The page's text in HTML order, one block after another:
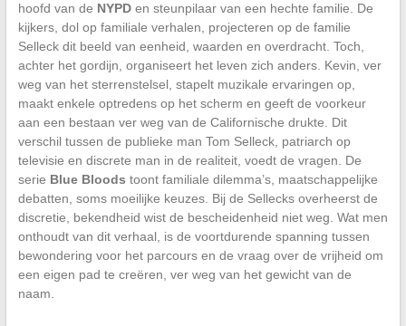
hoofd van de NYPDen steunpilaar van een hechte familie. De
kijkers, dol op familiale verhalen, projecteren op de familie
Selleck dit beeld van eenheid, waarden en overdracht. Toch,
achter het gordijn, organiseert het leven zich anders. Kevin, ver
weg van het sterrenstelsel, stapelt muzikale ervaringen op,
maakt enkele optredens op het scherm en geeft de voorkeur
aan een bestaan ver weg van de Californische drukte. Dit
verschil tussen de publieke man Tom Selleck, patriarch op
televisie en discrete man in de realiteit, voedt de vragen. De
serie Blue Bloods toont familiale dilemma’s, maatschappelijke
debatten, soms moeilijke keuzes. Bij de Sellecks overheerst de
discretie, bekendheid wist de bescheidenheid niet weg. Wat men
onthoudt van dit verhaal, is de voortdurende spanning tussen
bewondering voor het parcours en de vraag over de vrijheid om
een eigen pad te creëren, ver weg van het gewicht van de
naam.